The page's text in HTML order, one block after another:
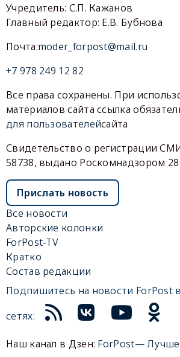
Учредитель: С.П. Кажанов
Главный редактор: Е.В. Бубнова
Почта:moder_forpost@mail.ru
+7 978 249 12 82
Все права сохранены. При
материалов сайта ссылка
для пользователейсайта
Свидетельство о регистрации
58738, выдано Роскомнадзором
Прислать новость
Все новости
Авторские колонки
ForPost-TV
Кратко
Состав редакции
Подпишитесь на новости ForPost
сетях:
Наш канал в Дзен: ForPost—